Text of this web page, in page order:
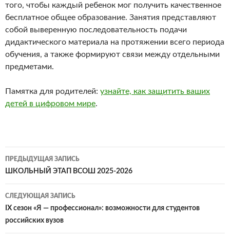
того, чтобы каждый ребенок мог получить качественное
бесплатное общее образование. Занятия представляют
собой выверенную последовательность подачи
дидактического материала на протяжении всего периода
обучения, а также формируют связи между отдельными
предметами.
Памятка для родителей: узнайте, как защитить ваших
детей в цифровом мире.
Навигация
по
записям
ПРЕДЫДУЩАЯ ЗАПИСЬ
ШКОЛЬНЫЙ ЭТАП ВСОШ 2025-2026
СЛЕДУЮЩАЯ ЗАПИСЬ
IX сезон «Я — профессионал»: возможности для студентов
российских вузов